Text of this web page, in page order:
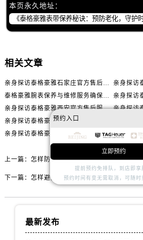
本页永久地址：
相关文章
亲身探访泰格豪雅石家庄官方售后服务中心｜全新官方服务电话与地址（2026年7月最新）
泰格豪雅腕表保养与维修服务确保精准运行权威公示（2026年7月最新）
亲身探访泰格豪雅西安官方售后服务中心｜全新地址和售后电话（2026年7月最新）
亲身探访泰格豪雅大连官方售后服务中心｜全新地址电话一览（2026年7月最新）
上一篇： 怎样防止泰格豪雅手表表链老化?
下一篇： 怎样避免泰格豪雅手表进水?
最新发布
预约入口
立即预约
提前预约免排队，到店即享
预约时间有变无需取消，可随时